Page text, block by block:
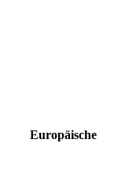
Europäische